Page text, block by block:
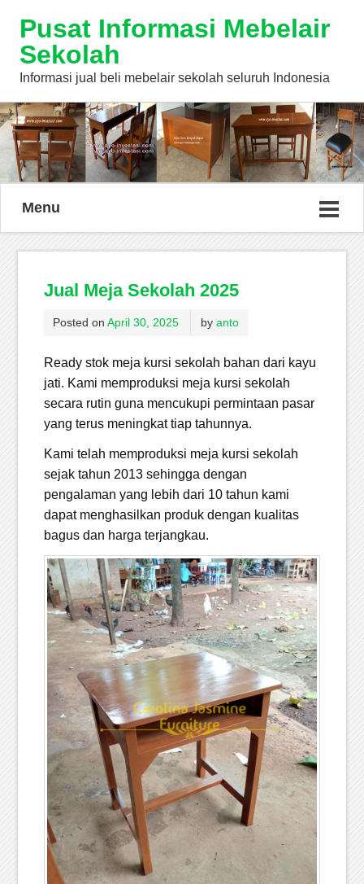
Pusat Informasi Mebelair
Sekolah
Informasi jual beli mebelair sekolah seluruh Indonesia
Menu
Jual Meja Sekolah 2025
Posted on April 30, 2025 by anto
Ready stok meja kursi sekolah bahan dari kayu
jati. Kami memproduksi meja kursi sekolah
secara rutin guna mencukupi permintaan pasar
yang terus meningkat tiap tahunnya.
Kami telah memproduksi meja kursi sekolah
sejak tahun 2013 sehingga dengan
pengalaman yang lebih dari 10 tahun kami
dapat menghasilkan produk dengan kualitas
bagus dan harga terjangkau.